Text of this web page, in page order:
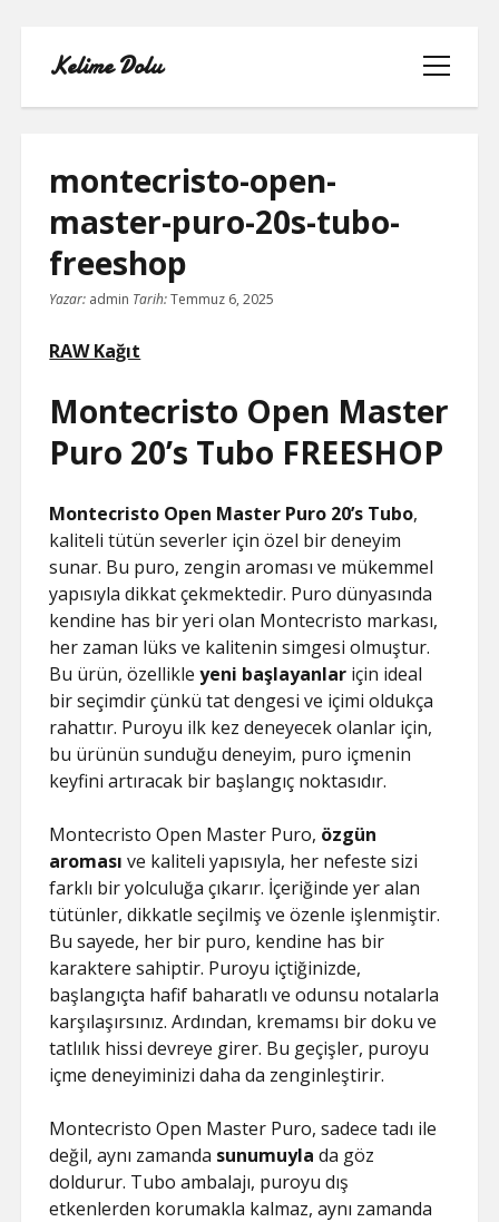
Kelime Dolu
menüyü
aç
INSTAGRAM BOT HESAPLARININ
HIKAYEME BAKMASI
TWITTER FAVORI KASMA PARASIZ
montecristo-open-
master-puro-20s-tubo-
freeshop
Yazar: admin Tarih:Temmuz 6, 2025
RAW Kağıt
Montecristo Open Master
Puro 20’s Tubo FREESHOP
Montecristo Open Master Puro 20’s Tubo,
kaliteli tütün severler için özel bir deneyim
sunar. Bu puro, zengin aroması ve mükemmel
yapısıyla dikkat çekmektedir. Puro dünyasında
kendine has bir yeri olan Montecristo markası,
her zaman lüks ve kalitenin simgesi olmuştur.
Bu ürün, özellikleyeni başlayanlar için ideal
bir seçimdir çünkü tat dengesi ve içimi oldukça
rahattır. Puroyu ilk kez deneyecek olanlar için,
bu ürünün sunduğu deneyim, puro içmenin
keyfini artıracak bir başlangıç noktasıdır.
Montecristo Open Master Puro, özgün
aroması ve kaliteli yapısıyla, her nefeste sizi
farklı bir yolculuğa çıkarır. İçeriğinde yer alan
tütünler, dikkatle seçilmiş ve özenle işlenmiştir.
Bu sayede, her bir puro, kendine has bir
karaktere sahiptir. Puroyu içtiğinizde,
başlangıçta hafif baharatlı ve odunsu notalarla
karşılaşırsınız. Ardından, kremamsı bir doku ve
tatlılık hissi devreye girer. Bu geçişler, puroyu
içme deneyiminizi daha da zenginleştirir.
Montecristo Open Master Puro, sadece tadı ile
değil, aynı zamanda sunumuyla da göz
doldurur. Tubo ambalajı, puroyu dış
etkenlerden korumakla kalmaz, aynı zamanda